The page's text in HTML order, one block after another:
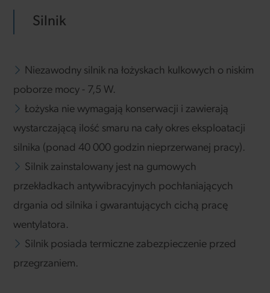
Silnik
Niezawodny silnik na łożyskach kulkowych o niskim
poborze mocy - 7,5 W.
Łożyska nie wymagają konserwacji i zawierają
wystarczającą ilość smaru na cały okres eksploatacji
silnika (ponad 40 000 godzin nieprzerwanej pracy).
Silnik zainstalowany jest na gumowych
przekładkach antywibracyjnych pochłaniających
drgania od silnika i gwarantujących cichą pracę
wentylatora.
Silnik posiada termiczne zabezpieczenie przed
przegrzaniem.